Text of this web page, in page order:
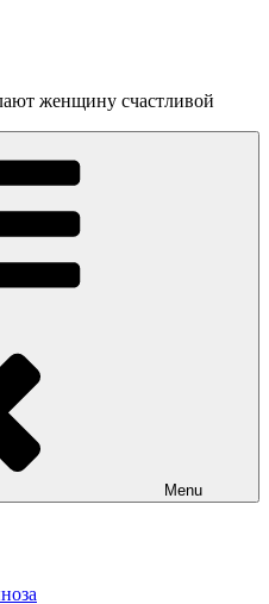
женщину счастливой
Menu